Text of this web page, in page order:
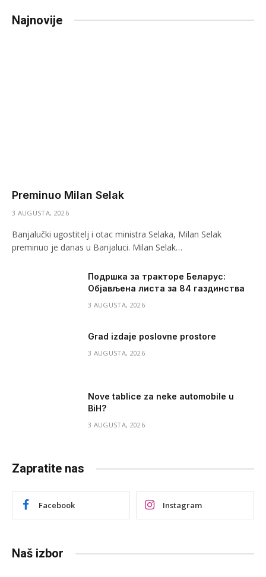
Najnovije
Preminuo Milan Selak
3 AUGUSTA, 2026
Banjalučki ugostitelj i otac ministra Selaka, Milan Selak
preminuo je danas u Banjaluci. Milan Selak…
Подршка за тракторе Беларус:
Објављена листа за 84 газдинства
3 AUGUSTA, 2026
Grad izdaje poslovne prostore
3 AUGUSTA, 2026
Nove tablice za neke automobile u
BiH?
3 AUGUSTA, 2026
Zapratite nas
Facebook Instagram
Naš izbor